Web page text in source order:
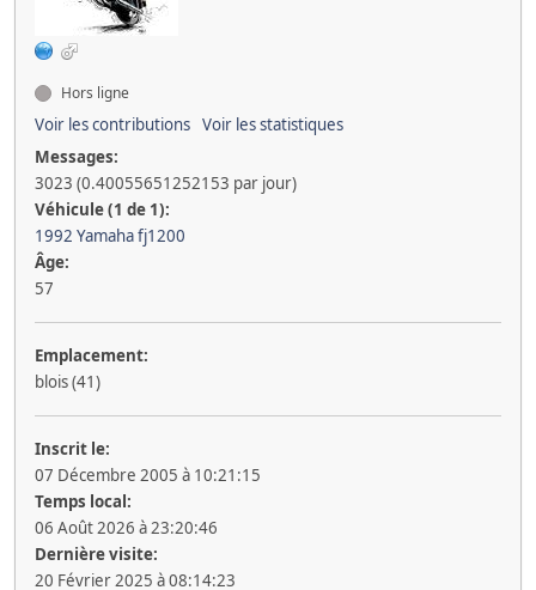
Hors ligne
Voir les contributions Voir les statistiques
Messages:
3023 (0.40055651252153 par jour)
Véhicule (1 de 1):
1992 Yamaha fj1200
Âge:
57
Emplacement:
blois (41)
Inscrit le:
07 Décembre 2005 à 10:21:15
Temps local:
06 Août 2026 à 23:20:46
Dernière visite:
20 Février 2025 à 08:14:23